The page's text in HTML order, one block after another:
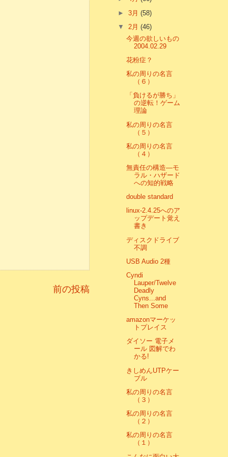
前の投稿
►3月(58)
▼ 2月(46)
今週の欲しいもの
2004.02.29
花粉症？
私の周りの名言
（６）
「負けるが勝ち」
の逆転！ゲーム
理論
私の周りの名言
（５）
私の周りの名言
（４）
無責任の構造―モ
ラル・ハザード
への知的戦略
double standard
linux-2.4.25へのア
ップデート覚え
書き
ディスクドライブ
不調
USB Audio 2種
Cyndi
Lauper/Twelve
Deadly
Cyns...and
Then Some
amazonマーケッ
トプレイス
ダイソー 電子メ
ール 図解でわ
かる!
きしめんUTPケー
ブル
私の周りの名言
（３）
私の周りの名言
（２）
私の周りの名言
（１）